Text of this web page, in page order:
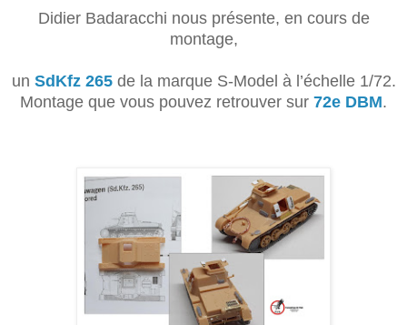
Didier Badaracchi nous présente, en cours de
montage,
un SdKfz 265de la marque S-Model à l’échelle 1/72.
Montage que vous pouvez retrouver sur 72e DBM.